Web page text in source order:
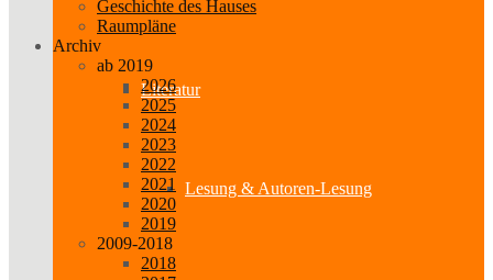
Literatur
Lesung & Autoren-Lesung
Geschichte des Hauses
Raumpläne
Archiv
ab 2019
2026
2025
2024
2023
2022
2021
2020
2019
2009-2018
2018